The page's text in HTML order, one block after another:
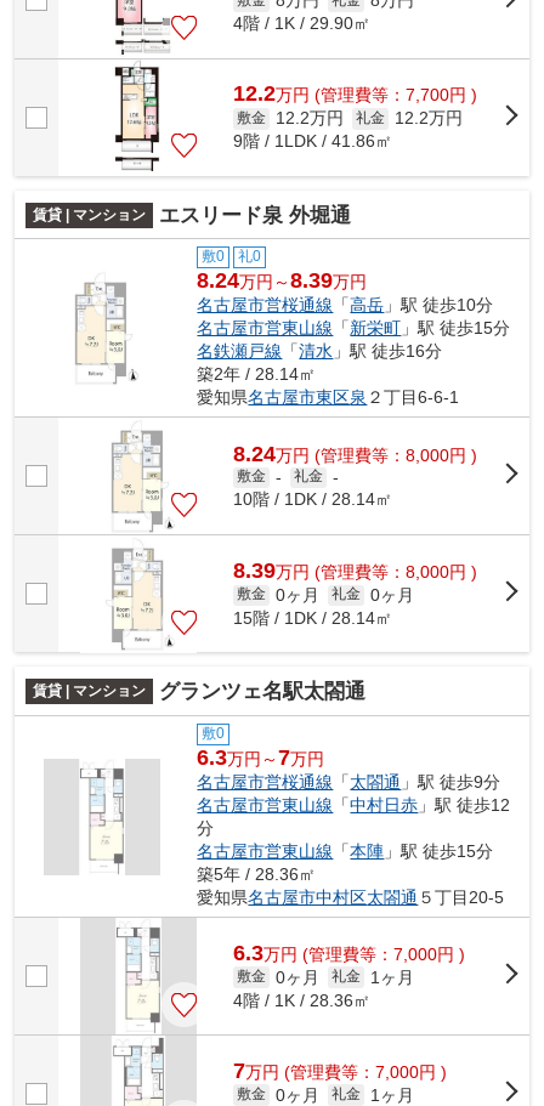
4階 / 1K / 29.90㎡
12.2万円 (管理費等：7,700円 )
敷金 12.2万円 礼金
12.2万円
9階 / 1LDK / 41.86㎡
賃貸 | マンション エスリード泉 外堀通
敷0 礼0
8.24万円～8.39万円
名古屋市営桜通線 「高岳 」駅 徒歩10分
名古屋市営東山線 「新栄町 」駅 徒歩15分
名鉄瀬戸線 「清水 」駅 徒歩16分
築2年 / 28.14㎡
愛知県名古屋市東区泉 ２丁目6-6-1
8.24万円 (管理費等：8,000円 )
敷金 - 礼金 -
10階 / 1DK / 28.14㎡
8.39万円 (管理費等：8,000円 )
敷金 0ヶ月 礼金 0ヶ月
15階 / 1DK / 28.14㎡
賃貸 | マンション グランツェ名駅太閤通
敷0
6.3万円～7万円
名古屋市営桜通線 「太閤通 」駅 徒歩9分
名古屋市営東山線 「中村日赤 」駅 徒歩12
分
名古屋市営東山線 「本陣 」駅 徒歩15分
築5年 / 28.36㎡
愛知県名古屋市中村区太閤通 ５丁目20-5
6.3万円 (管理費等：7,000円 )
敷金 0ヶ月 礼金
1ヶ月
4階 / 1K / 28.36㎡
7万円 (管理費等：7,000円 )
敷金 0ヶ月 礼金
1ヶ月